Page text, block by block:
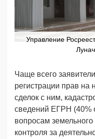
Управление
Чаще всего
регистрации прав
сделок с ним,
сведений ЕГРН (40%
вопросам
контроля за